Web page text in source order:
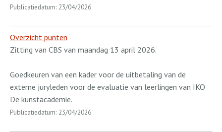
Publicatiedatum: 23/04/2026
Overzicht punten
Zitting van CBS van maandag 13 april 2026.
Goedkeuren van een kader voor de uitbetaling van de
externe juryleden voor de evaluatie van leerlingen van IKO
De kunstacademie.
Publicatiedatum: 23/04/2026